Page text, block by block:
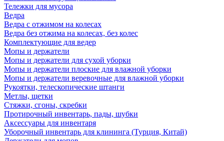
Тележки для мусора
Ведра
Ведра с отжимом на колесах
Ведра без отжима на колесах, без колес
Комплектующие для ведер
Мопы и держатели
Мопы и держатели для сухой уборки
Мопы и держатели плоские для влажной уборки
Мопы и держатели веревочные для влажной уборки
Рукоятки, телескопические штанги
Метлы, щетки
Стяжки, сгоны, скребки
Протирочный инвентарь, пады, шубки
Аксессуары для инвентаря
Уборочный инвентарь для клининга (Турция, Китай)